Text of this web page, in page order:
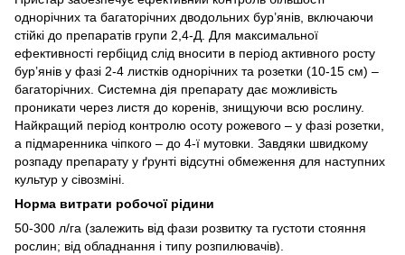
однорічних та багаторічних дводольних бур’янів, включаючи
стійкі до препаратів групи 2,4-Д. Для максимальної
ефективності гербіцид слід вносити в період активного росту
бур’янів у фазі 2-4 листків однорічних та розетки (10-15 см) –
багаторічних. Системна дія препарату дає можливість
проникати через листя до коренів, знищуючи всю рослину.
Найкращий період контролю осоту рожевого – у фазі розетки,
а підмаренника чіпкого – до 4-ї мутовки. Завдяки швидкому
розпаду препарату у ґрунті відсутні обмеження для наступних
культур у сівозміні.
Норма витрати робочої рідини
50-300 л/га (залежить від фази розвитку та густоти стояння
рослин; від обладнання і типу розпилювачів).